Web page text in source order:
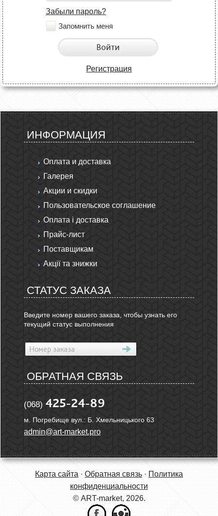
Забыли пароль?
Запомнить меня
Войти
Регистрация
ИНФОРМАЦИЯ
Оплата и доставка
Галерея
Акции и скидки
Пользовательское соглашение
Оплата і доставка
Прайс-лист
Поставщикам
Акції та знижки
СТАТУС ЗАКАЗА
Введите номер вашего заказа, чтобы узнать его
текущий статус выполнения
ОБРАТНАЯ СВЯЗЬ
(068) 425-24-89
м. Погребище вул.: Б. Хмельницького 63
admin@art-market.pro
Карта сайта · Обратная связь · Политика
конфиденциальности
© ART-market, 2026.